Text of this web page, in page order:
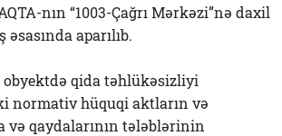
nın “1003-Çağrı Mərkəzi”nə daxil
aparılıb.
obyektdə qida təhlükəsizliyi
normativ hüquqi aktların və
və qaydalarının tələblərinin